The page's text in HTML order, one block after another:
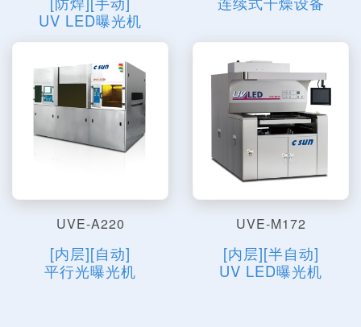
UV LED曝光机
UVE-A220
[内层][自动]
平行光曝光机
UVE-M172
[内层][半自动]
UV LED曝光机